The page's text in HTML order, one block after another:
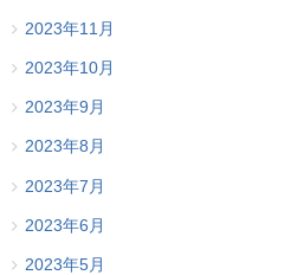
2023年11月
2023年10月
2023年9月
2023年8月
2023年7月
2023年6月
2023年5月